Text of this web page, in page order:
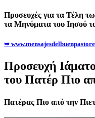
Προσευχές για τα Τέλη
τα Μηνύματα του Ιησού
➥
Προσευχή
του Πατέρ Πιο
Πατέρας Πιο από την